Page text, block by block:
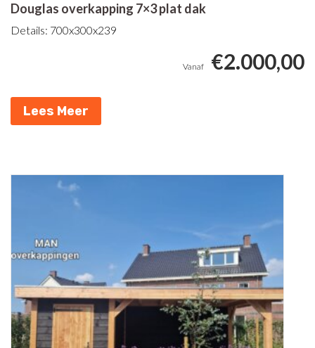
Douglas overkapping 7×3 plat dak
Details: 700x300x239
€2.000,00
Lees Meer